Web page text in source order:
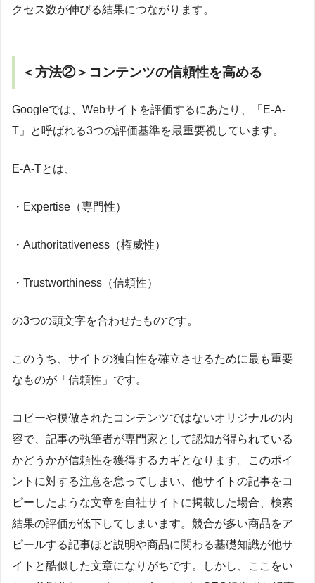
クセス数が伸びる結果につながります。
＜方法②＞コンテンツの信頼性を高める
Googleでは、Webサイトを評価するにあたり、「E-A-
T」と呼ばれる3つの評価基準を最重要視しています。
E-A-Tとは、
・Expertise（専門性）
・Authoritativeness（権威性）
・Trustworthiness（信頼性）
の3つの頭文字を合わせたものです。
このうち、サイトの独自性を確立させるために最も重要
なものが「信頼性」です。
コピーや模倣されたコンテンツではないオリジナルの内
容で、記事の執筆者が専門家として認知が得られている
かどうかが信頼性を獲得するカギとなります。このポイ
ントに対する注意を怠ってしまい、他サイトの記事をコ
ピーしたような文章を自社サイトに掲載した場合、検索
結果の評価が低下してしまいます。競合が多い商品をア
ピールする記事ほど説明や商品に関わる基礎知識が他サ
イトと酷似した文章になりがちです。しかし、ここをい